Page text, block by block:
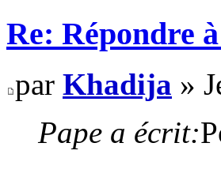
Re: Répondre
par Khadija »
Pape a écrit: